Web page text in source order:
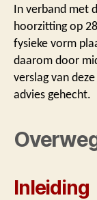
In verband met
hoorzitting op
fysieke vorm
daarom door
verslag van
advies gehecht.
Inleiding